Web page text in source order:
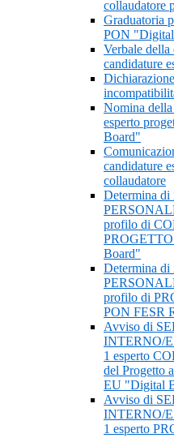
collaudatore
Graduatoria
PON
Verbale
candidature
Nomina
esperto
Board"
candidature
collaudatore
Determina di
profilo di
Board"
Determina di
profilo di
PON FESR
Avviso di
INTERNO/
1 esperto
del Progetto
EU "Digital
Avviso di
INTERNO/
1 esperto